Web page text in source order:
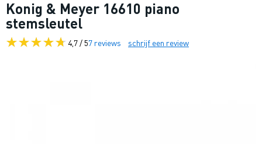
Konig & Meyer 16610 piano
stemsleutel
4,7 / 57 reviews schrijf een review